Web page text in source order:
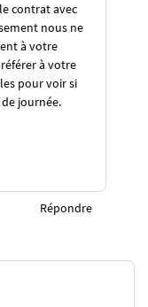
contrat avec
nous ne
à votre
à votre
pour voir si
journée.
Répondre